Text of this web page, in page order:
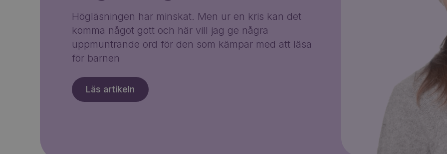
Högläsningen har minskat. Men ur en kris kan det
komma något gott och här vill jag ge några
uppmuntrande ord för den som kämpar med att läsa
för barnen
Läs artikeln